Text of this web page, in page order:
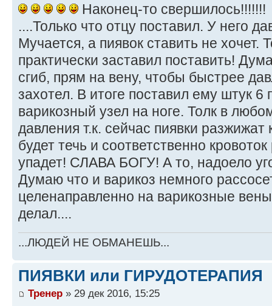
Наконец-то свершилось!!!!!!!
....Только что отцу поставил. У него
Мучается, а пиявок ставить не хочет.
практически заставил поставить!
сгиб, прям на вену, чтобы быстрее
захотел. В итоге поставил ему штук 6
варикозный узел на ноге. Толк в
давления т.к. сейчас пиявки
будет течь и соответственно
упадет! СЛАВА БОГУ! А то, надоело
Думаю что и варикоз немного
целенаправленно на варикозные
делал....
...ЛЮДЕЙ НЕ ОБМАНЕШЬ...
ПИЯВКИ или ГИРУДОТЕРАПИЯ
Тренер » 29 дек 2016, 15:25